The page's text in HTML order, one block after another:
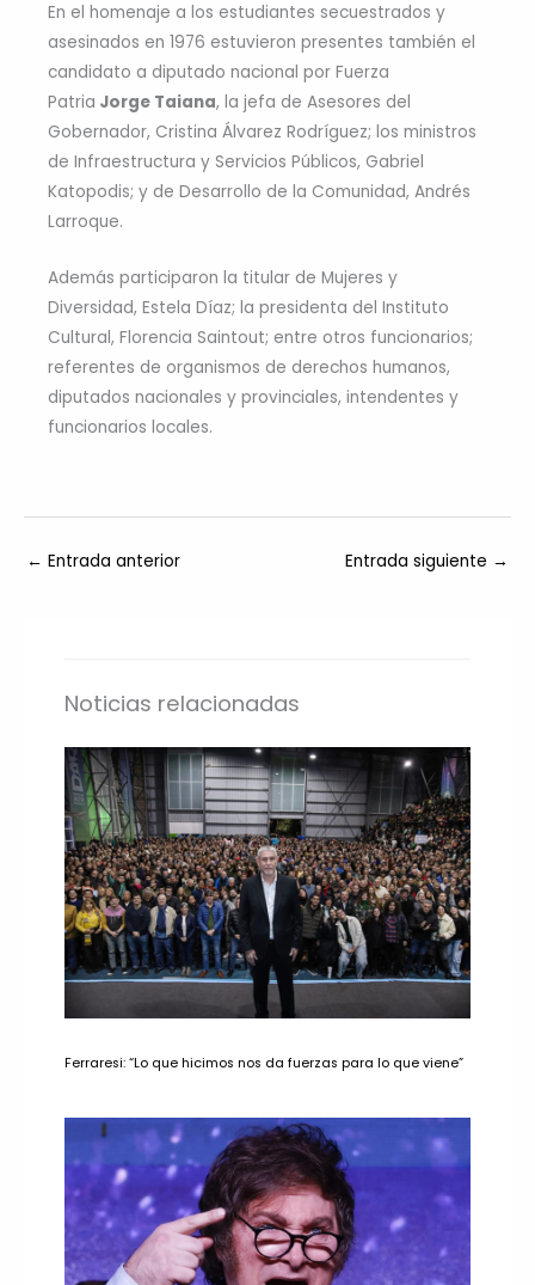
En el homenaje a los estudiantes secuestrados y
asesinados en 1976 estuvieron presentes también el
candidato a diputado nacional por Fuerza
Patria Jorge Taiana, la jefa de Asesores del
Gobernador, Cristina Álvarez Rodríguez; los ministros
de Infraestructura y Servicios Públicos, Gabriel
Katopodis; y de Desarrollo de la Comunidad, Andrés
Larroque.
Además participaron la titular de Mujeres y
Diversidad, Estela Díaz; la presidenta del Instituto
Cultural, Florencia Saintout; entre otros funcionarios;
referentes de organismos de derechos humanos,
diputados nacionales y provinciales, intendentes y
funcionarios locales.
← Entrada anterior Entrada siguiente →
Noticias relacionadas
Ferraresi: “Lo que hicimos nos da fuerzas para lo que viene”